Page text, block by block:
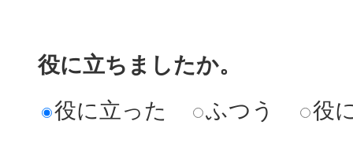
役に立ちましたか。
役に立った
ふつう 役